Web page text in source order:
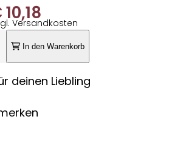
10,18Aktueller
Preis
ist:
€ 10,18.
Versandkosten
In den Warenkorb
deinen Liebling